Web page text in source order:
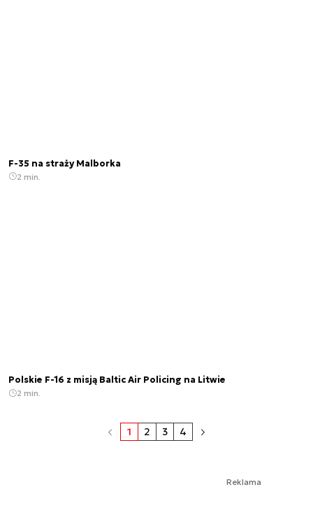
F-35 na straży Malborka
2 min.
Polskie F-16 z misją Baltic Air Policing na Litwie
2 min.
1 2 3 4
Reklama